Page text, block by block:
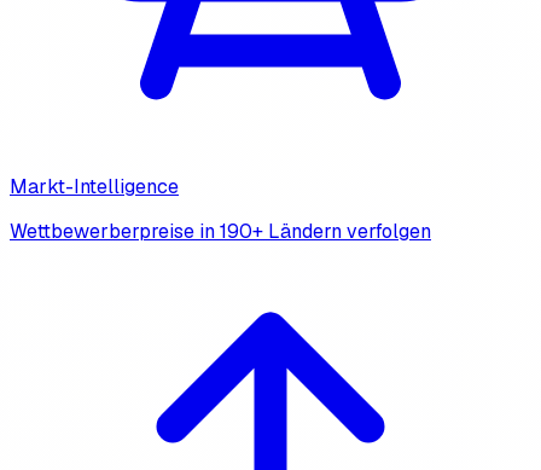
Markt-Intelligence
Wettbewerberpreise in 190+ Ländern verfolgen